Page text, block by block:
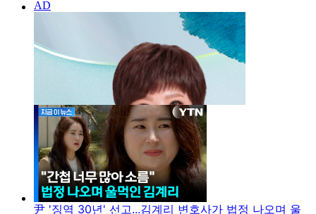
尹 '징역 30년' 선고...김계리 변호사가 법정 나오며 울